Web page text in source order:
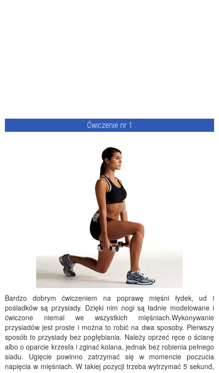
Ćwiczenie nr 1
Bardzo dobrym ćwiczeniem na poprawę mięśni łydek, ud i
pośladków są przysiady. Dzięki nim nogi są ładnie modelowane i
ćwiczone niemal we wszystkich mięśniach.Wykonywanie
przysiadów jest proste i można to robić na dwa sposoby. Pierwszy
sposób to przysiady bez pogłębiania. Należy oprzeć ręce o ścianę
albo o oparcie krzesła i zginać kolana, jednak bez robienia pełnego
siadu. Ugięcie powinno zatrzymać się w momencie poczucia
napięcia w mięśniach. W takiej pozycji trzeba wytrzymać 5 sekund,